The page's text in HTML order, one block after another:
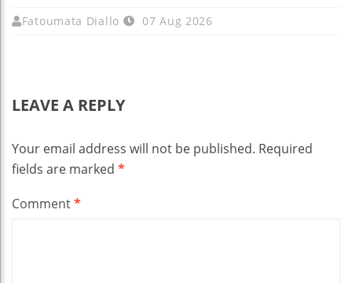
Fatoumata Diallo 07 Aug 2026
LEAVE A REPLY
Your email address will not be published. Required
fields are marked *
Comment*